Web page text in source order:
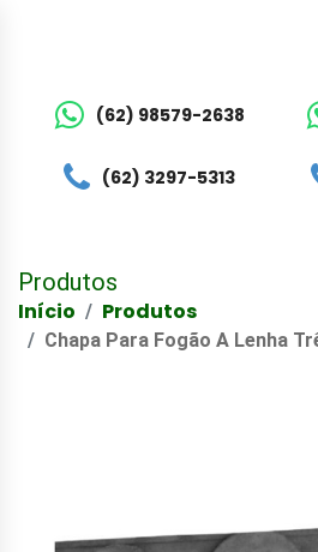
(62) 98579-2638
(62) 3297-5313
Produtos
Início Produtos
Chapa Para Fogão A Lenha